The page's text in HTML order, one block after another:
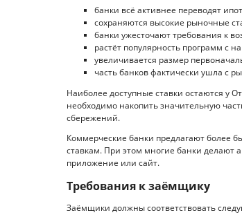
банки всё активнее переводят
сохраняются высокие рыночные
банки ужесточают требования к
растёт популярность программ с
увеличивается размер
часть банков фактически ушла с
Наиболее доступные ставки остаются у
необходимо накопить значительную
сбережений.
Коммерческие банки предлагают более
ставкам. При этом многие банки делают
приложение или сайт.
Требования к заёмщику
Заёмщики должны соответствовать